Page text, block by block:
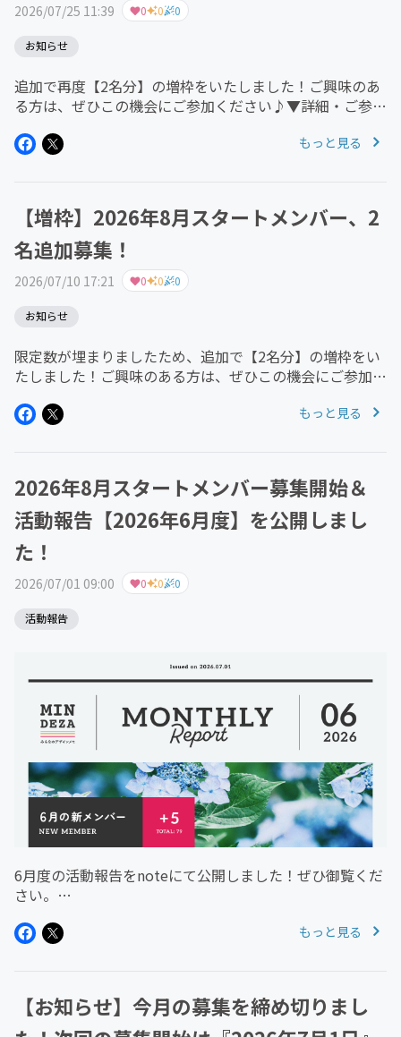
2026/07/25 11:39 0 0 0
お知らせ
追加で再度【2名分】の増枠をいたしました！ご興味のあ
る方は、ぜひこの機会にご参加ください♪▼詳細・ご参加
https://minna.designmemo.jp/CAMPFIRE募集ページ：
もっと見る
【増枠】2026年8月スタートメンバー、2
名追加募集！
2026/07/10 17:21 0 0 0
お知らせ
限定数が埋まりましたため、追加で【2名分】の増枠をい
たしました！ご興味のある方は、ぜひこの機会にご参加く
https://min-deza.studio.site/CAMPFIRE募集ページ：h...
もっと見る
2026年8月スタートメンバー募集開始＆
活動報告【2026年6月度】を公開しまし
た！
2026/07/01 09:00 0 0 0
活動報告
6月度の活動報告をnoteにて公開しました！ぜひ御覧くだ
さい。
年8月スタートメンバーもお待ちしております！・定員5
もっと見る
【お知らせ】今月の募集を締め切りまし